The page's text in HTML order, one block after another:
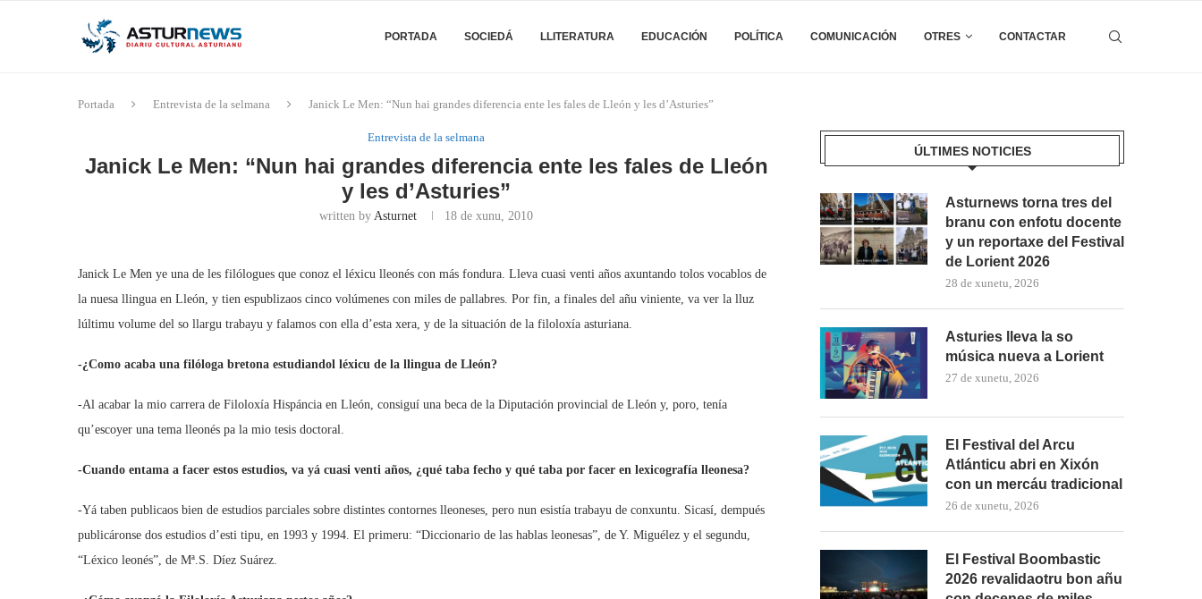
PORTADA SOCIEDÁ LLITERATURA EDUCACIÓN POLÍTICA COMUNICACIÓN OTRES CONTACTAR
Portada Entrevista de la selmana Janick Le Men: “Nun hai grandes diferencia ente les fales de Lleón y les d’Asturies”
Entrevista de la selmana
Janick Le Men: “Nun hai grandes diferencia ente les fales de Lleón
y les d’Asturies”
written byAsturnet 18 de xunu, 2010
Janick Le Men ye una de les filólogues que conoz el léxicu lleonés con más fondura. Lleva cuasi venti años axuntando tolos vocablos de
la nuesa llingua en Lleón, y tien espublizaos cinco volúmenes con miles de pallabres. Por fin, a finales del añu viniente, va ver la lluz
lúltimu volume del so llargu trabayu y falamos con ella d’esta xera, y de la situación de la filoloxía asturiana.
-¿Como acaba una filóloga bretona estudiandol léxicu de la llingua de Lleón?
-Al acabar la mio carrera de Filoloxía Hispáncia en Lleón, consiguí una beca de la Diputación provincial de Lleón y, poro, tenía
qu’escoyer una tema lleonés pa la mio tesis doctoral.
-Cuando entama a facer estos estudios, va yá cuasi venti años, ¿qué taba fecho y qué taba por facer en lexicografía lleonesa?
-Yá taben publicaos bien de estudios parciales sobre distintes contornes lleoneses, pero nun esistía trabayu de conxuntu. Sicasí, dempués
publicáronse dos estudios d’esti tipu, en 1993 y 1994. El primeru: “Diccionario de las hablas leonesas”, de Y. Miguélez y el segundu,
“Léxico leonés”, de Mª.S. Díez Suárez.
ÚLTIMES NOTICIES
Asturnews torna tres del
branu con enfotu docente
y un reportaxe del Festival
de Lorient 2026
28 de xunetu, 2026
Asturies lleva la so
música nueva a Lorient
27 de xunetu, 2026
El Festival del Arcu
Atlánticu abri en Xixón
con un mercáu tradicional
26 de xunetu, 2026
El Festival Boombastic
2026 revalidaotru bon añu